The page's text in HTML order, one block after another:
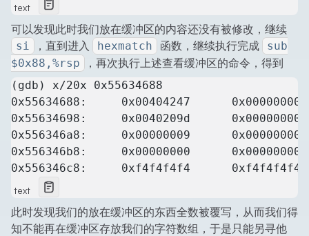
text
可以发现此时我们放在缓冲区的内容还没有被修改，继续
si ，直到进入 hexmatch 函数，继续执行完成
sub
$0x88,%rsp
，再次执行上述查看缓冲区的命令，得到
(gdb) x/20x 0x55634688
0x55634688:     0x00404247
0x55634698:     0x0040209d
0x556346a8:     0x00000009
0x556346b8:     0x00000000
0x556346c8:     0xf4f4f4f4
text
此时发现我们的放在缓冲区的东西全数被覆写，从而我们得
知不能再在缓冲区存放我们的字符数组，于是只能另寻他